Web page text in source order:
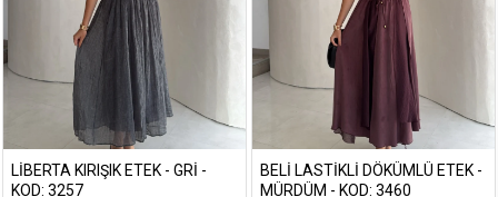
LIBERTA KIRIŞIK ETEK - GRI -
KOD: 3257
BELI LASTIKLI DÖKÜMLÜ ETEK -
MÜRDÜM - KOD: 3460